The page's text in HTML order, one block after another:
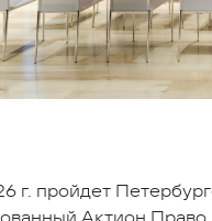
г. пройдет